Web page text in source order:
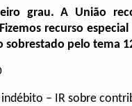
grau. A União
recurso
pelo tema
– IR sobre